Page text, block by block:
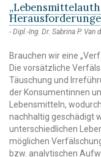
Dipl.-Ing. Dr. Sabrina P. Van
Brauchen wir eine
Die vorsätzliche
Täuschung und
der Konsumentinnen
Lebensmitteln,
nachhaltig geschädigt
unterschiedlichen
möglichen
bzw. analytischen